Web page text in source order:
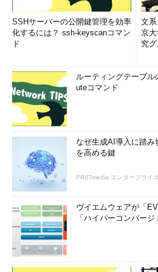
グループに対するポリシー以外では
を階層化できない。
■階層化したときの結果が分かりづら
を見ながら管理者が考えるか、実際
ーザーなどを作成・ログオンしてみな
終的にどのような結果をもたらすのか
■デフォルトの設定に戻すのが困難
システム・ポリシー・エディタでポ
スをグレーにすればデフォルトの設
が、実際は「今後は何もしない」だ
シーをデフォルトに戻してくれるわ
だったポリシーは有効にする必要が
ーの変更を繰り返すと、現状の把握が
■ポリシーの対象からの除外が困難
上記とも関連するが、いったんポリ
SSHサーバーの公開鍵管理を効率
化するには？ ssh-keyscanコマン
ド
文
京
究
ルーティングテーブ
uteコマンド
なぜ生成AI導入に踏
を高める鍵
PR(ITmedia エンタープライ
ヴイエムウェアが「
「ハイパーコンバー